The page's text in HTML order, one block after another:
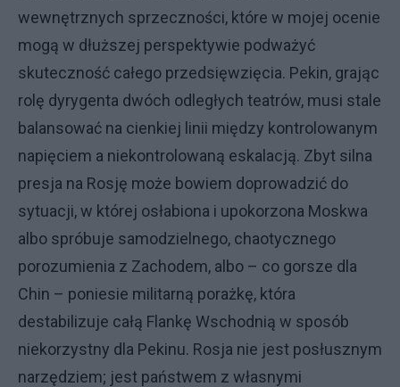
wewnętrznych sprzeczności, które w mojej ocenie
mogą w dłuższej perspektywie podważyć
skuteczność całego przedsięwzięcia. Pekin, grając
rolę dyrygenta dwóch odległych teatrów, musi stale
balansować na cienkiej linii między kontrolowanym
napięciem a niekontrolowaną eskalacją. Zbyt silna
presja na Rosję może bowiem doprowadzić do
sytuacji, w której osłabiona i upokorzona Moskwa
albo spróbuje samodzielnego, chaotycznego
porozumienia z Zachodem, albo – co gorsze dla
Chin – poniesie militarną porażkę, która
destabilizuje całą Flankę Wschodnią w sposób
niekorzystny dla Pekinu. Rosja nie jest posłusznym
narzędziem; jest państwem z własnymi